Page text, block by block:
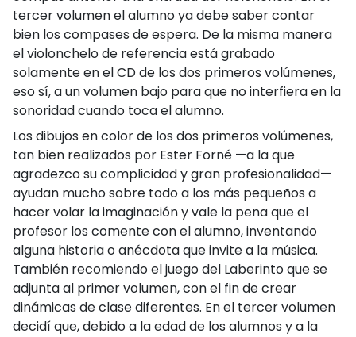
tercer volumen el alumno ya debe saber contar
bien los compases de espera. De la misma manera
el violonchelo de referencia está grabado
solamente en el CD de los dos primeros volúmenes,
eso sí, a un volumen bajo para que no interfiera en la
sonoridad cuando toca el alumno.
Los dibujos en color de los dos primeros volúmenes,
tan bien realizados por Ester Forné —a la que
agradezco su complicidad y gran profesionalidad—
ayudan mucho sobre todo a los más pequeños a
hacer volar la imaginación y vale la pena que el
profesor los comente con el alumno, inventando
alguna historia o anécdota que invite a la música.
También recomiendo el juego del Laberinto que se
adjunta al primer volumen, con el fin de crear
dinámicas de clase diferentes. En el tercer volumen
decidí que, debido a la edad de los alumnos y a la